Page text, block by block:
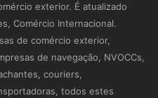
exterior. É atualizado
Comércio Internacional.
de comércio exterior,
de navegação, NVOCCs,
couriers,
todos estes